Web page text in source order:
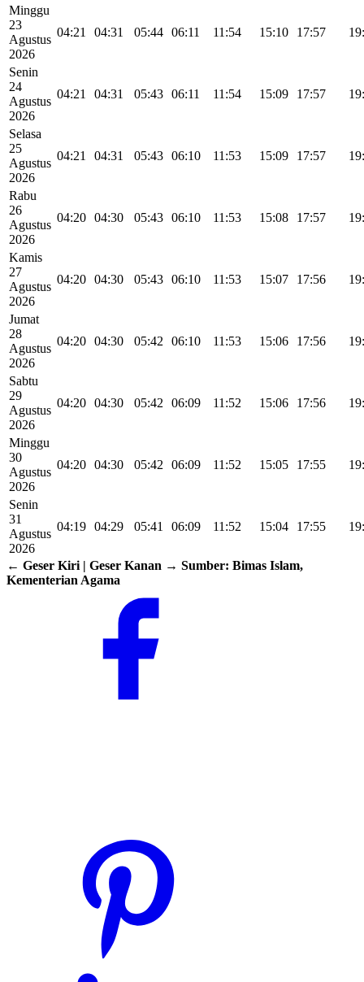
Minggu
23
Agustus
2026
04:21 04:31 05:44 06:11 11:54 15:10 17:57
Senin
24
Agustus
2026
04:21 04:31 05:43 06:11 11:54 15:09 17:57
Selasa
25
Agustus
2026
04:21 04:31 05:43 06:10 11:53 15:09 17:57
Rabu
26
Agustus
2026
04:20 04:30 05:43 06:10 11:53 15:08 17:57
Kamis
27
Agustus
2026
04:20 04:30 05:43 06:10 11:53 15:07 17:56
Jumat
28
Agustus
2026
04:20 04:30 05:42 06:10 11:53 15:06 17:56
Sabtu
29
Agustus
2026
04:20 04:30 05:42 06:09 11:52 15:06 17:56
Minggu
30
Agustus
2026
04:20 04:30 05:42 06:09 11:52 15:05 17:55
Senin
31
Agustus
2026
04:19 04:29 05:41 06:09 11:52 15:04 17:55
← Geser Kiri | Geser Kanan → Sumber: Bimas Islam,
Kementerian Agama